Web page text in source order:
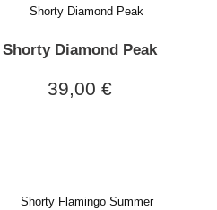
Shorty Diamond Peak
39,00 €